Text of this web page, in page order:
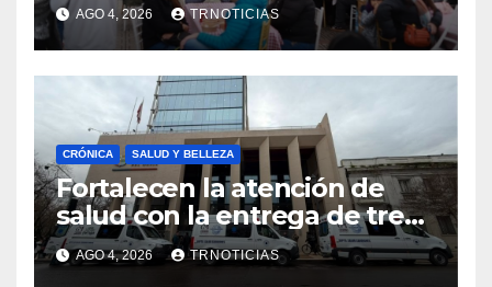
impacto en la hotelería y el
emprendimiento
AGO 4, 2026 TRNOTICIAS
CRÓNICA SALUD Y BELLEZA
Fortalecen la atención de
salud con la entrega de tres
nuevas ambulancias para
Cauquenes y Sagrada Familia
AGO 4, 2026 TRNOTICIAS